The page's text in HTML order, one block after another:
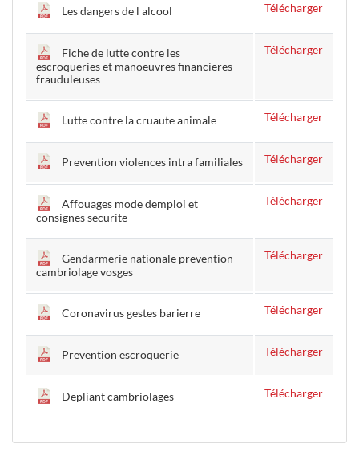
Les dangers de l alcool Télécharger
Fiche de lutte contre les
escroqueries et manoeuvres financieres
frauduleuses
Télécharger
Lutte contre la cruaute animale Télécharger
Prevention violences intra familiales Télécharger
Affouages mode demploi et
consignes securite
Télécharger
Gendarmerie nationale prevention
cambriolage vosges
Télécharger
Coronavirus gestes barierre Télécharger
Prevention escroquerie Télécharger
Depliant cambriolages Télécharger